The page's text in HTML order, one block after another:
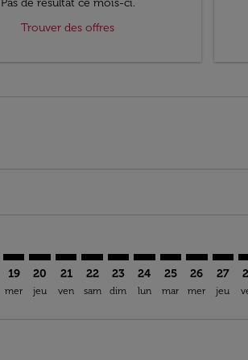
Pas de résultat ce mois-ci.
Trouver des offres
DLA–ADD: cmp-view-offers-disclaimer.
19
mer
DLA–ADD: cmp-view-offers-
20
jeu
DLA–ADD: cmp-view-offers-
21
ven
DLA–ADD: cmp-view-
22
sam
DLA–ADD: cmp-view-
23
dim
DLA–ADD: cmp-
24
lun
DLA–ADD:
25
mar
26
mer
27
jeu